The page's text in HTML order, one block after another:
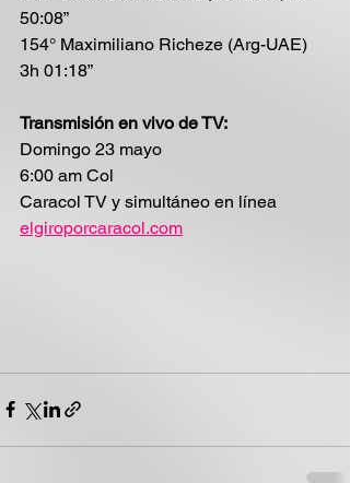
50:08”
154° Maximiliano Richeze (Arg-UAE)
3h 01:18”
Transmisión en vivo de TV:
Domingo 23 mayo
6:00 am Col
Caracol TV y simultáneo en línea
elgiroporcaracol.com